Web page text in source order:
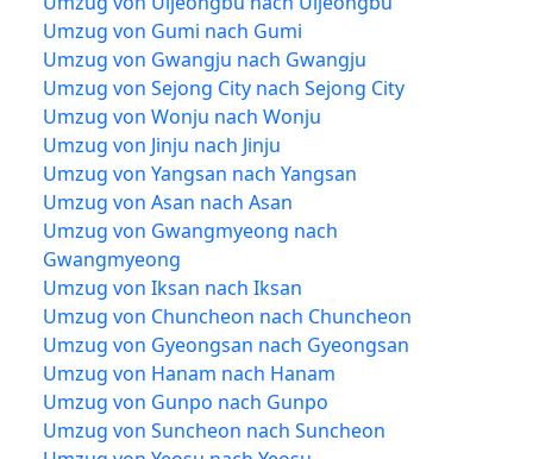
Umzug von Gumi nach Gumi
Umzug von Gwangju nach Gwangju
Umzug von Sejong City nach Sejong City
Umzug von Wonju nach Wonju
Umzug von Jinju nach Jinju
Umzug von Yangsan nach Yangsan
Umzug von Asan nach Asan
Umzug von Gwangmyeong nach
Gwangmyeong
Umzug von Iksan nach Iksan
Umzug von Chuncheon nach Chuncheon
Umzug von Gyeongsan nach Gyeongsan
Umzug von Hanam nach Hanam
Umzug von Gunpo nach Gunpo
Umzug von Suncheon nach Suncheon